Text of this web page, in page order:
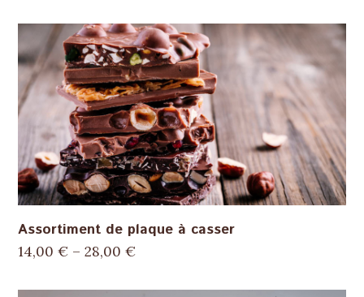
Assortiment de plaque à casser
14,00€ –28,00€